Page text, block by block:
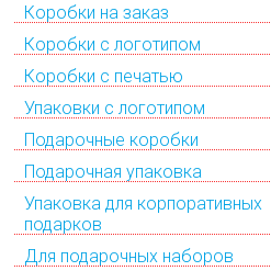
Коробки на заказ
Коробки с логотипом
Коробки с печатью
Упаковки с логотипом
Подарочные коробки
Подарочная упаковка
Упаковка для корпоративных
подарков
Для подарочных наборов